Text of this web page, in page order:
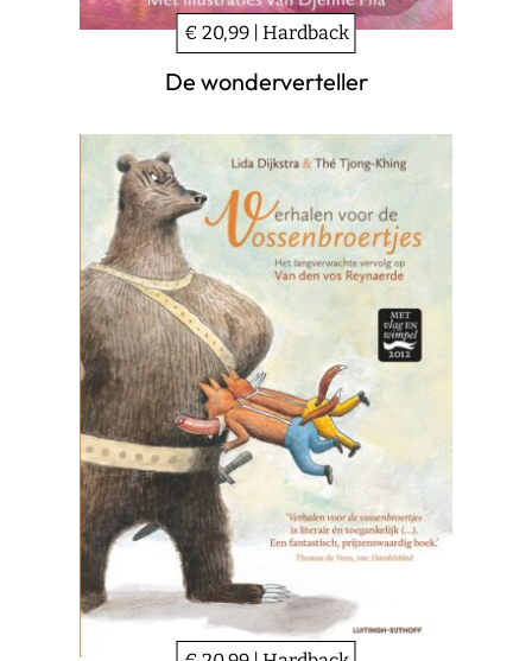
€ 20,99 | Hardback
De wonderverteller